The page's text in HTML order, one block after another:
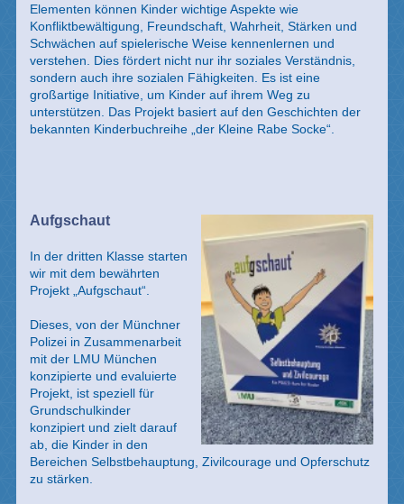
Elementen können Kinder wichtige Aspekte wie
Konfliktbewältigung, Freundschaft, Wahrheit, Stärken und
Schwächen auf spielerische Weise kennenlernen und
verstehen. Dies fördert nicht nur ihr soziales Verständnis,
sondern auch ihre sozialen Fähigkeiten. Es ist eine
großartige Initiative, um Kinder auf ihrem Weg zu
unterstützen. Das Projekt basiert auf den Geschichten der
bekannten Kinderbuchreihe „der Kleine Rabe Socke“.
Aufgschaut
In der dritten Klasse starten
wir mit dem bewährten
Projekt „Aufgschaut“.
Dieses, von der Münchner
Polizei in Zusammenarbeit
mit der LMU München
konzipierte und evaluierte
Projekt, ist speziell für
Grundschulkinder
konzipiert und zielt darauf
ab, die Kinder in den
Bereichen Selbstbehauptung, Zivilcourage und Opferschutz
zu stärken.